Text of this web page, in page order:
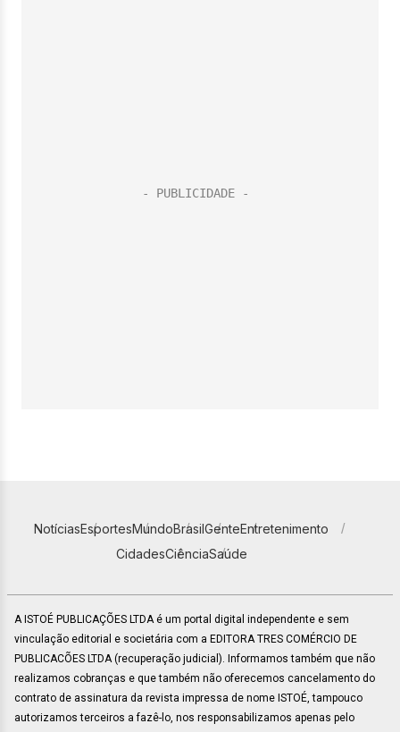
NotíciasEsportesMundoBrasilGenteEntretenimento
CidadesCiênciaSaúde
A ISTOÉ PUBLICAÇÕES LTDA é um portal digital independente e sem
vinculação editorial e societária com a EDITORA TRES COMÉRCIO DE
PUBLICACÕES LTDA (recuperação judicial). Informamos também que não
realizamos cobranças e que também não oferecemos cancelamento do
contrato de assinatura da revista impressa de nome ISTOÉ, tampouco
autorizamos terceiros a fazê-lo, nos responsabilizamos apenas pelo